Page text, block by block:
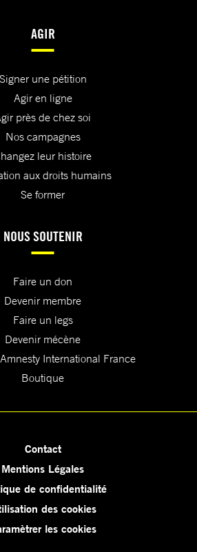
AGIR
Signer une pétition
Agir en ligne
près de chez soi
Nos campagnes
leur histoire
aux droits humains
Se former
NOUS SOUTENIR
Faire un don
Devenir membre
Faire un legs
Devenir mécène
International France
Boutique
Contact
Mentions Légales
de confidentialité
des cookies
les cookies